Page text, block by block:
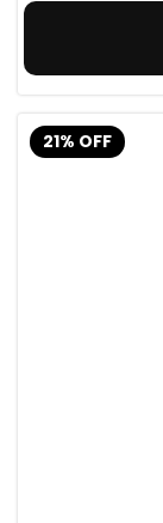
21% OFF